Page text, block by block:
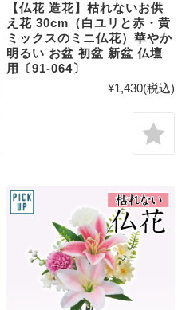
【仏花 造花】枯れないお供
え花 30cm（白ユリと赤・黄
ミックスのミニ仏花）華やか
明るい お盆 初盆 新盆 仏壇
用〔91-064〕
¥1,430(税込)